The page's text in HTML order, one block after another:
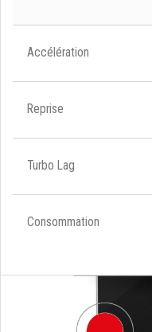
Accélération
Reprise
Turbo Lag
Consommation